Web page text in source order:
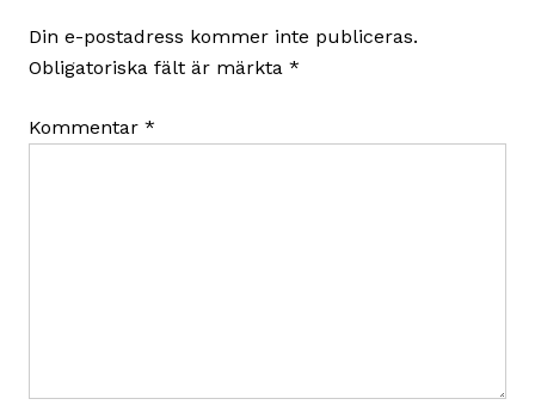
Din e-postadress kommer inte publiceras.
Obligatoriska fält är märkta *
Kommentar *